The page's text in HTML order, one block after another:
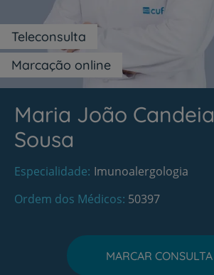
Marcação online
Teleconsulta
Maria João
Sousa
Especialidade Imunoalergologia
Ordem dos Médicos 50397
MARCAR CONSULTA